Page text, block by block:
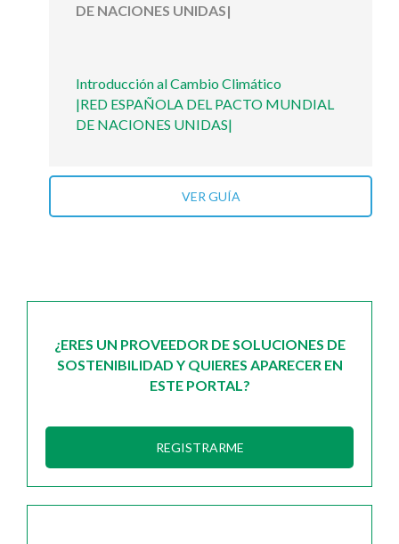
DE NACIONES UNIDAS|
Introducción al Cambio Climático
|RED ESPAÑOLA DEL PACTO MUNDIAL
DE NACIONES UNIDAS|
VER GUÍA
¿ERES UN PROVEEDOR DE SOLUCIONES DE
SOSTENIBILIDAD Y QUIERES APARECER EN
ESTE PORTAL?
REGISTRARME